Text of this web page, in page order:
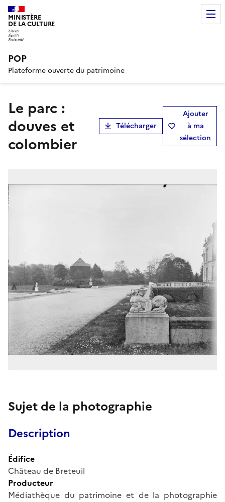
MINISTÈRE
DE LA CULTURE
POP
Plateforme ouverte du patrimoine
Le parc :
douves et
colombier
Télécharger
Ajouter
à ma
sélection
Sujet de la photographie
Description
Édifice
Château de Breteuil
Producteur
Médiathèque du patrimoine et de la photographie